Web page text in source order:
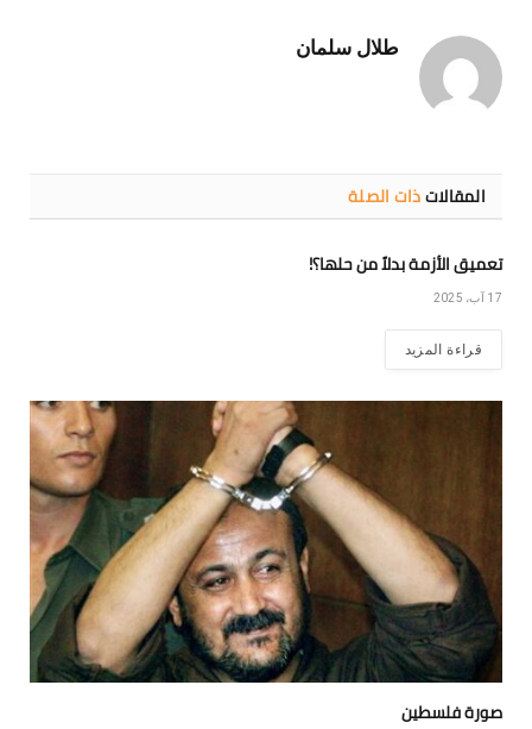
طلال سلمان
المقالاتذات الصلة
تعميق الأزمة بدلاً من حلها؟!
17 آب، 2025
قراءة المزيد
صورة فلسطين